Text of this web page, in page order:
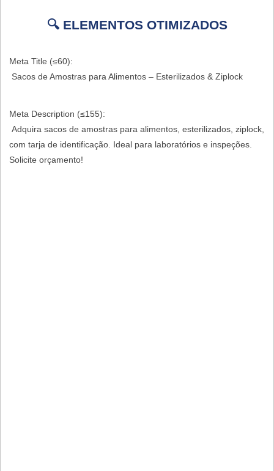
🔍 ELEMENTOS OTIMIZADOS
Meta Title (≤60):
Sacos de Amostras para Alimentos – Esterilizados & Ziplock
Meta Description (≤155):
Adquira sacos de amostras para alimentos, esterilizados, ziplock,
com tarja de identificação. Ideal para laboratórios e inspeções.
Solicite orçamento!